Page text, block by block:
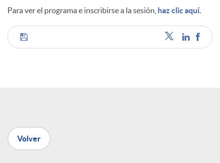
Para ver el programa e inscribirse a la sesión, haz clic aquí.
C
pVolver